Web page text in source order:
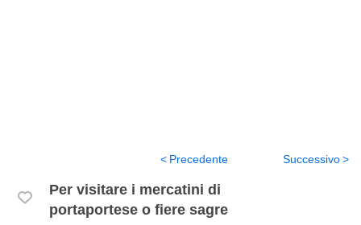
Per visitare i mercatini di
portaportese o fiere sagre
Precedente Successivo